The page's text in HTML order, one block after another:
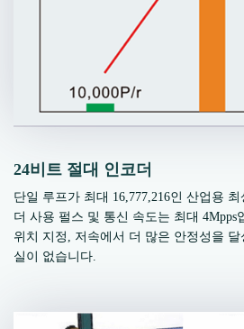
24비트 절대 인코더
단일 루프가 최대 16,777,216인 산업용
더 사용 펄스 및 통신 속도는 최대 4Mpps
위치 지정, 저속에서 더 많은 안정성을
실이 없습니다.